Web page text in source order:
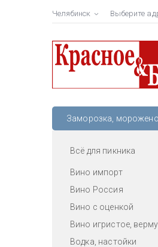
Челябинск Выберите
Заморозка,
Всё для пикника
Вино импорт
Вино Россия
Вино с оценкой
Вино игристое,
Водка, настойки